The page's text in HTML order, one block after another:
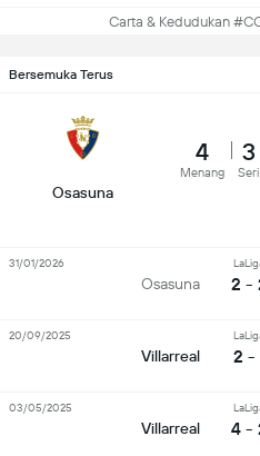
Carta & Kedudukan
Bersemuka Terus
Osasuna
4
Menang
3
Seri
Osasuna 2 -
31/01/2026
Villarreal 2 -
20/09/2025
Villarreal 4 -
03/05/2025